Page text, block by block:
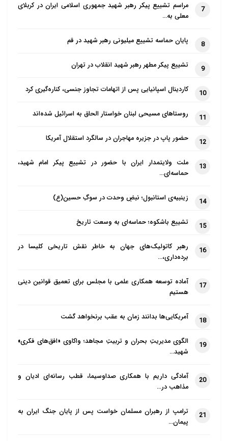
7
مراسم تشییع پیکر رهبر شهید جمهوری اسلامی ایران در کربلای
معلی به…
8 پایان حماسه تشییع میلیونی رهبر شهید در قم
9 تشییع پیکر مطهر رهبر شهید انقلاب در تهران
10 کاردینال اسپانیایی پس از اتهامات تجاوز جنسی، کناره‌گیری کرد
11 روستاهای مسیحی لبنان خواستار الحاق به اسرائیل شده‌اند
12 حضور پاپ در جزیره مهاجران در سالگرد استقلال آمریکا
13
ملت ولایتمدار ایران با حضور در تشییع پیکر امام شهید،
حماسه‌ای…
14 زینبیه‌ی استانبول؛ نبضِ وحدت در سوگِ حسین(ع)
15 تشییع باشکوه؛ حماسه‌ای به وسعت تاریخ
16
رهبر کاتولیک‌های جهان به خاطر نقش تاریخی کلیسا در
برده‌داری،…
17
آماده توسعه همکاری علمی با مجلس برای تعمیق قوانین دینی
هستیم
18 آمریکایی‌ها بدانند زمان به عقب برنخواهد گشت
19
الگوی مدیریتِ بحران و تربیتِ مجاهد؛ واکاوی «افق‌های فکری»
شهید…
20
آمادگی داریم با همکاری صداوسیما، قطب رسانه‌ای ادیان و
مذاهب در…
21
ترامپ از رهبران مسلمان خواست پس از پایان جنگ ایران به
پیمان…